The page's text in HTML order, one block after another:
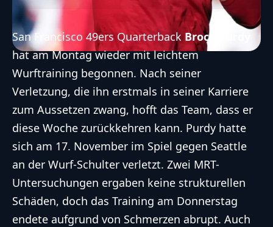
San Francisco 49ers Quarterback Brock Purdy
hat am Montag wieder mit leichtem
Wurftraining begonnen. Nach seiner
Verletzung, die ihn erstmals in seiner Karriere
zum Aussetzen zwang, hofft das Team, dass er
diese Woche zurückkehren kann. Purdy hatte
sich am 17. November im Spiel gegen Seattle
an der Wurf-Schulter verletzt. Zwei MRT-
Untersuchungen ergaben keine strukturellen
Schäden, doch das Training am Donnerstag
endete aufgrund von Schmerzen abrupt. Auch